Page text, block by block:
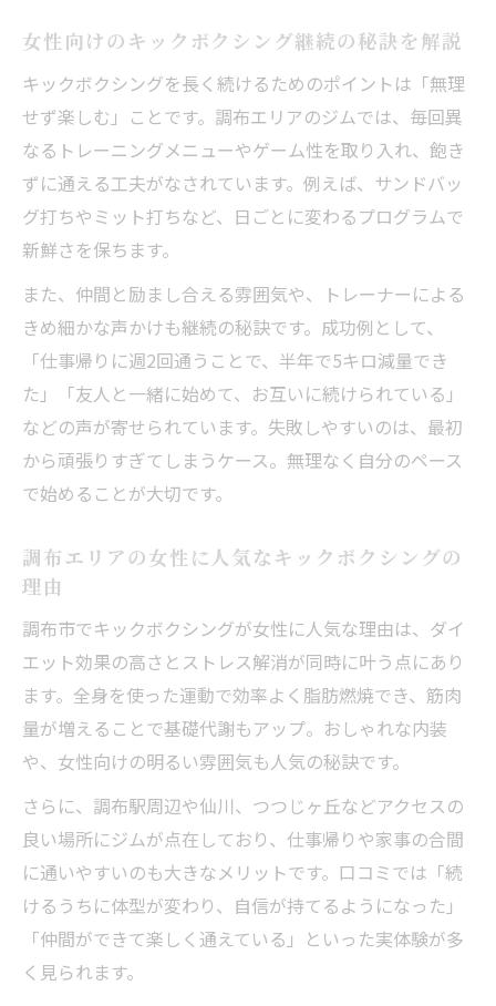
女性向けのキックボクシング継続の秘訣を解説
キックボクシングを長く続けるためのポイントは「無理
せず楽しむ」ことです。調布エリアのジムでは、毎回異
なるトレーニングメニューやゲーム性を取り入れ、飽き
ずに通える工夫がなされています。例えば、サンドバッ
グ打ちやミット打ちなど、日ごとに変わるプログラムで
新鮮さを保ちます。
また、仲間と励まし合える雰囲気や、トレーナーによる
きめ細かな声かけも継続の秘訣です。成功例として、
「仕事帰りに週2回通うことで、半年で5キロ減量でき
た」「友人と一緒に始めて、お互いに続けられている」
などの声が寄せられています。失敗しやすいのは、最初
から頑張りすぎてしまうケース。無理なく自分のペース
で始めることが大切です。
調布エリアの女性に人気なキックボクシングの
理由
調布市でキックボクシングが女性に人気な理由は、ダイ
エット効果の高さとストレス解消が同時に叶う点にあり
ます。全身を使った運動で効率よく脂肪燃焼でき、筋肉
量が増えることで基礎代謝もアップ。おしゃれな内装
や、女性向けの明るい雰囲気も人気の秘訣です。
さらに、調布駅周辺や仙川、つつじヶ丘などアクセスの
良い場所にジムが点在しており、仕事帰りや家事の合間
に通いやすいのも大きなメリットです。口コミでは「続
けるうちに体型が変わり、自信が持てるようになった」
「仲間ができて楽しく通えている」といった実体験が多
く見られます。